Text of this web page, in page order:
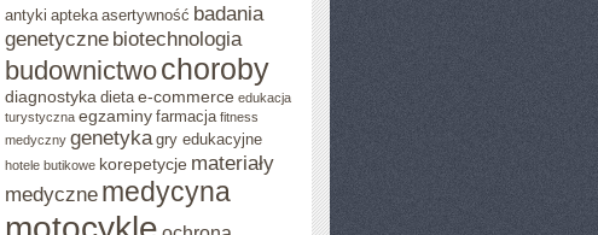
antyki apteka asertywność badania
genetyczne biotechnologia
budownictwochoroby
diagnostyka dieta e-commerce edukacja
turystyczna egzaminy farmacja fitness
medyczny genetyka gry edukacyjne
hotele butikowe korepetycje materiały
medyczne medycyna